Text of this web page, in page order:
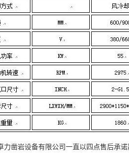
力凿岩设备有限公司一直以四点售后承诺